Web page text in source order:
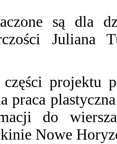
są dla
Juliana
projektu
praca
do
Nowe